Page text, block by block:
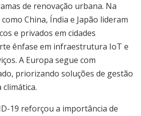
de renovação urbana. Na
China, Índia e Japão lideram
e privados em cidades
ênfase em infraestrutura IoT e
A Europa segue com
priorizando soluções de gestão
19 reforçou a importância de